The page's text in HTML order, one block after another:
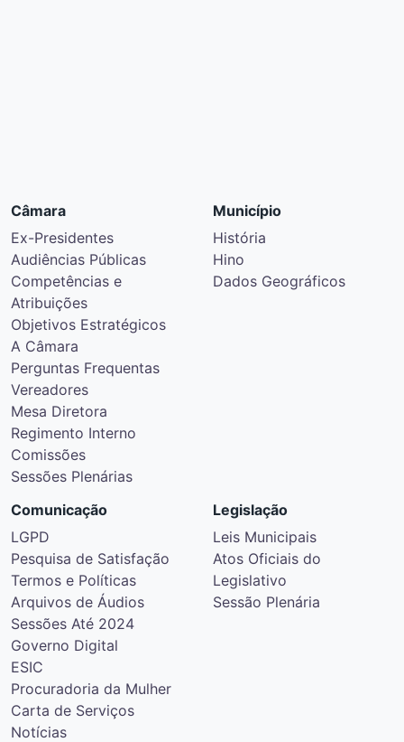
Câmara
Ex-Presidentes
Audiências Públicas
Competências e
Atribuições
Objetivos Estratégicos
A Câmara
Perguntas Frequentas
Vereadores
Mesa Diretora
Regimento Interno
Comissões
Sessões Plenárias
Município
História
Hino
Dados Geográficos
Comunicação
LGPD
Pesquisa de Satisfação
Termos e Políticas
Arquivos de Áudios
Sessões Até 2024
Governo Digital
ESIC
Procuradoria da Mulher
Carta de Serviços
Notícias
Legislação
Leis Municipais
Atos Oficiais do
Legislativo
Sessão Plenária